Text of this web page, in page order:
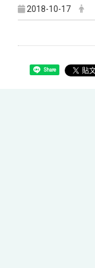
2018-10-17
Share